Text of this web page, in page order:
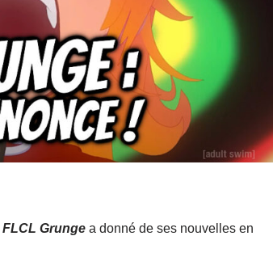
FLCL Grunge a donné de ses nouvelles en